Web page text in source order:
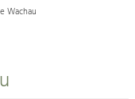
Wachau